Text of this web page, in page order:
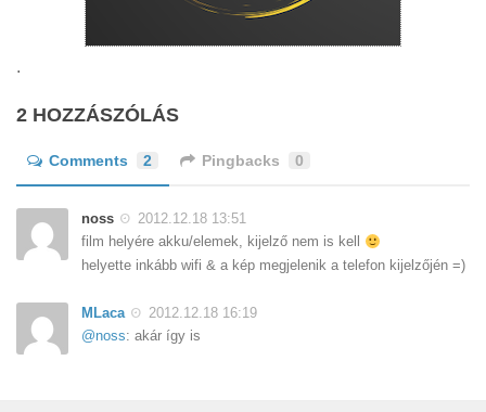
.
2 HOZZÁSZÓLÁS
Comments 2 Pingbacks 0
noss
2012.12.18 13:51
film helyére akku/elemek, kijelző nem is kell
helyette inkább wifi & a kép megjelenik a telefon kijelzőjén =)
MLaca
2012.12.18 16:19
@noss: akár így is